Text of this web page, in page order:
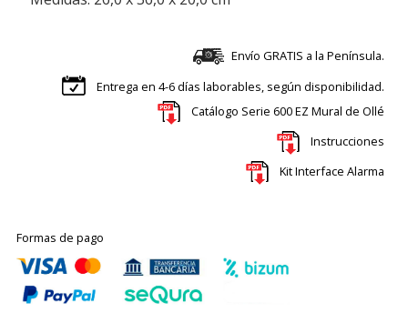
Envío GRATIS a la Península.
Entrega en 4-6 días laborables, según disponibilidad.
Catálogo Serie 600 EZ Mural de Ollé
Instrucciones
Kit Interface Alarma
Formas de pago